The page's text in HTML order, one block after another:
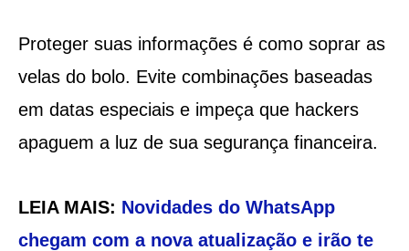
Proteger suas informações é como soprar as
velas do bolo. Evite combinações baseadas
em datas especiais e impeça que hackers
apaguem a luz de sua segurança financeira.
LEIA MAIS: Novidades do WhatsApp
chegam com a nova atualização e irão te